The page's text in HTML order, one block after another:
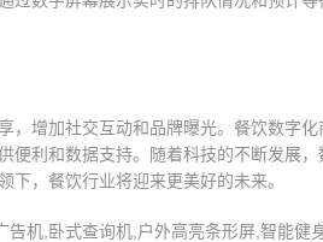
，增加社交互动和品牌曝光。餐饮数字化
便利和数据支持。随着科技的不断发展，
，餐饮行业将迎来更美好的未来。
机,卧式查询机,户外高亮条形屏,智能健